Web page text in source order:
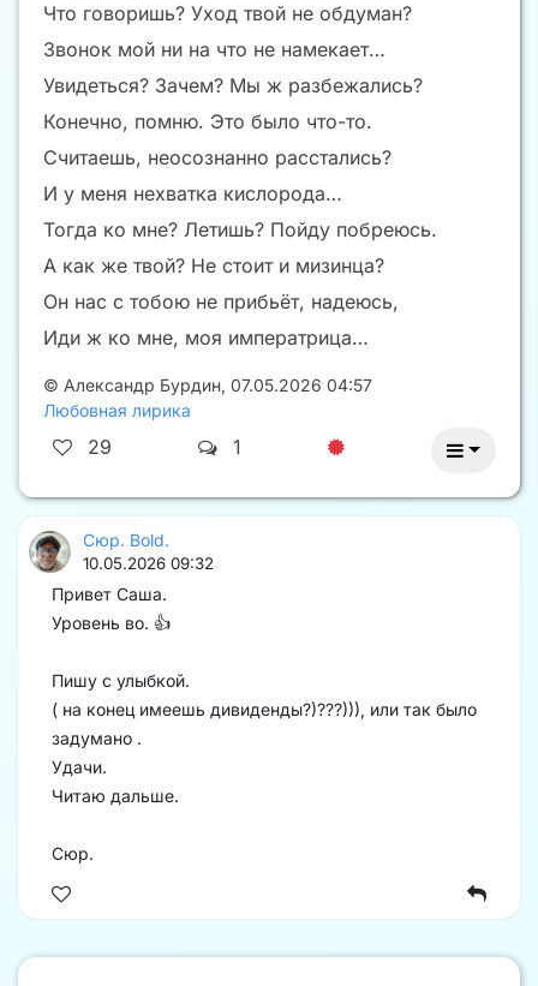
Что говоришь? Уход твой не обдуман?
Звонок мой ни на что не намекает…
Увидеться? Зачем? Мы ж разбежались?
Конечно, помню. Это было что-то.
Считаешь, неосознанно расстались?
И у меня нехватка кислорода…
Тогда ко мне? Летишь? Пойду побреюсь.
А как же твой? Не стоит и мизинца?
Он нас с тобою не прибьёт, надеюсь,
Иди ж ко мне, моя императрица…
© Александр Бурдин, 07.05.2026 04:57
Любовная лирика
29 1
Сюр. Bold.
10.05.2026 09:32
Привет Саша.
Уровень во. 👍
Пишу с улыбкой.
( на конец имеешь дивиденды?)???))), или так было
задумано .
Удачи.
Читаю дальше.
Сюр.